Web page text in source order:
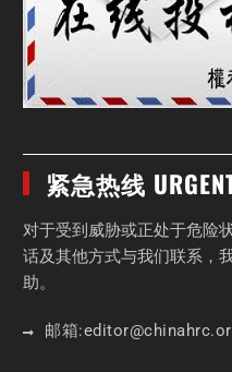
紧急热线
对于受到威胁或正处于危险
话及其他方式与我们联系，
助。
邮箱:editor@chinahrc